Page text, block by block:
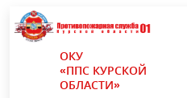
ОКУ
«ППС КУРСКОЙ
ОБЛАСТИ»